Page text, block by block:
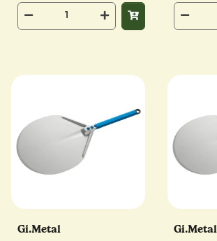
Gi.Metal Gi.Metal